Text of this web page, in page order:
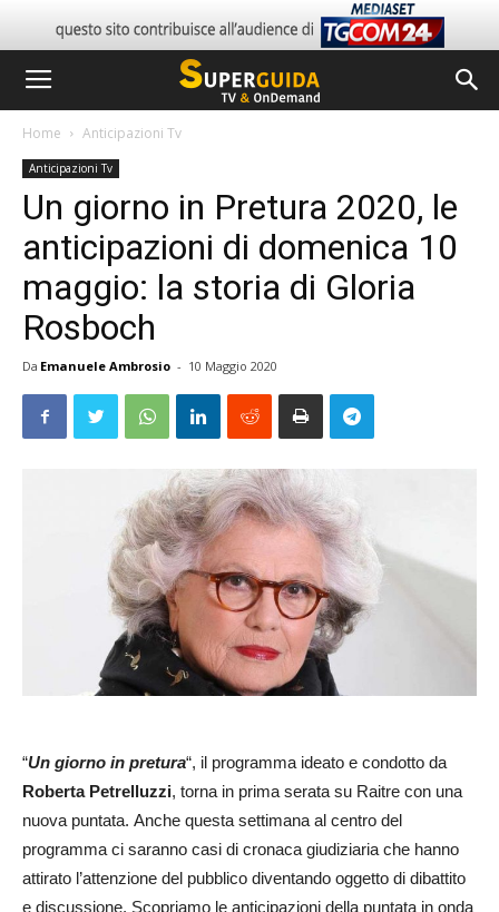
Home Anticipazioni Tv
Anticipazioni Tv
Un giorno in Pretura 2020, le
anticipazioni di domenica 10
maggio: la storia di Gloria
Rosboch
Da Emanuele Ambrosio - 10 Maggio 2020
“Un giorno in pretura“, il programma ideato e condotto da
Roberta Petrelluzzi, torna in prima serata su Raitre con una
nuova puntata. Anche questa settimana al centro del
programma ci saranno casi di cronaca giudiziaria che hanno
attirato l’attenzione del pubblico diventando oggetto di dibattito
e discussione. Scopriamo le anticipazioni della puntata in onda